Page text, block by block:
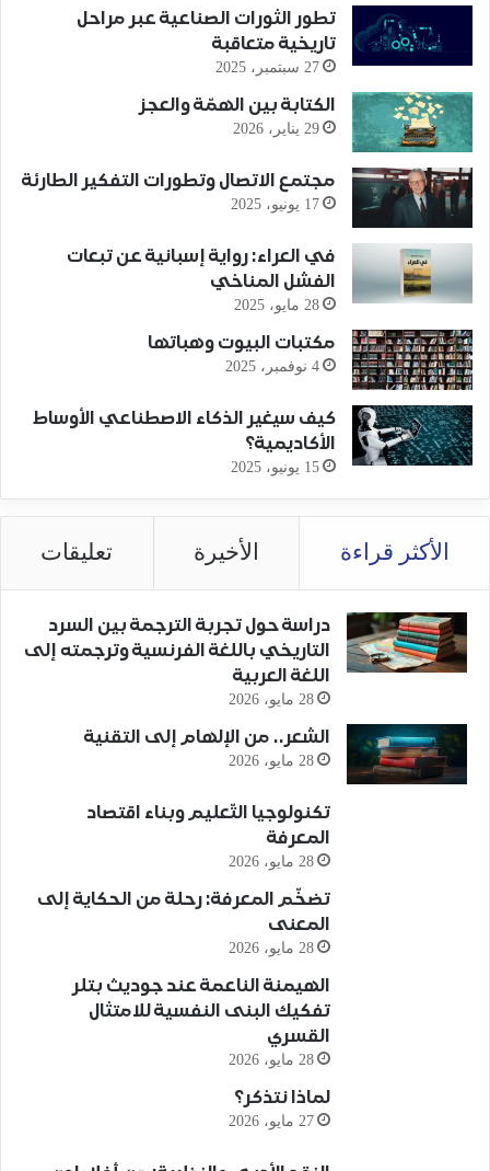
تطور الثورات الصناعية عبر مراحل
تاريخية متعاقبة
27 سبتمبر، 2025
الكتابة بين الهمّة والعجز
29 يناير، 2026
مجتمع الاتصال وتطورات التفكير الطارئة
17 يونيو، 2025
في العراء: رواية إسبانية عن تبعات
الفشل المناخي
28 مايو، 2025
مكتبات البيوت وهباتها
4 نوفمبر، 2025
كيف سيغير الذكاء الاصطناعي الأوساط
الأكاديمية؟
15 يونيو، 2025
الأكثر قراءة الأخيرة تعليقات
دراسة حول تجربة الترجمة بين السرد
التاريخي باللغة الفرنسية وترجمته إلى
اللغة العربية
28 مايو، 2026
الشعر.. من الإلهام إلى التقنية
28 مايو، 2026
تكنولوجيا التّعليم وبناء اقتصاد
المعرفة
28 مايو، 2026
تضخّم المعرفة: رحلة من الحكاية إلى
المعنى
28 مايو، 2026
الهيمنة الناعمة عند جوديث بتلر
تفكيك البنى النفسية للامتثال
القسري
28 مايو، 2026
لماذا نتذكر؟
27 مايو، 2026